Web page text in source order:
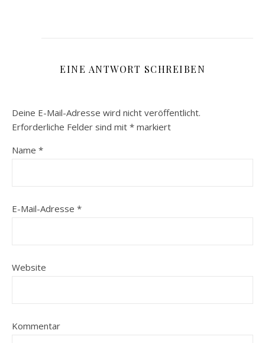
EINE ANTWORT SCHREIBEN
Deine E-Mail-Adresse wird nicht veröffentlicht.
Erforderliche Felder sind mit * markiert
Name *
E-Mail-Adresse *
Website
Kommentar